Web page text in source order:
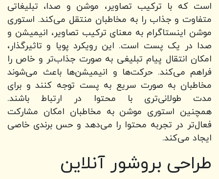
است که با ترکیب تصاویر، موشن و صدا، تبلیغاتی
متفاوت و جذاب را به مخاطبان منتقل می‌کند. استوری
موشن اینستاگرام به معنای ترکیب تصاویر، انیمیشن و
صدا در یک پست است. این رویکرد پویا و تاثیرگذار،
امکان انتقال پیام تبلیغی به صورت جذاب‌تر و خاص را
فراهم می‌کند. حرکت‌ها و انیمیشن‌ها باعث می‌شوند
مخاطبان به صورت سریع به پست توجه کنند و برای
مدت طولانی‌تری با محتوا در ارتباط باشند.
همچنین استوری موشن به مخاطبان امکان مشارکت
فعال‌تر در تجربه محتوا را می‌دهد و حس برندی خاصی
ایجاد می‌کند.
طراحی بروشور آنلاین